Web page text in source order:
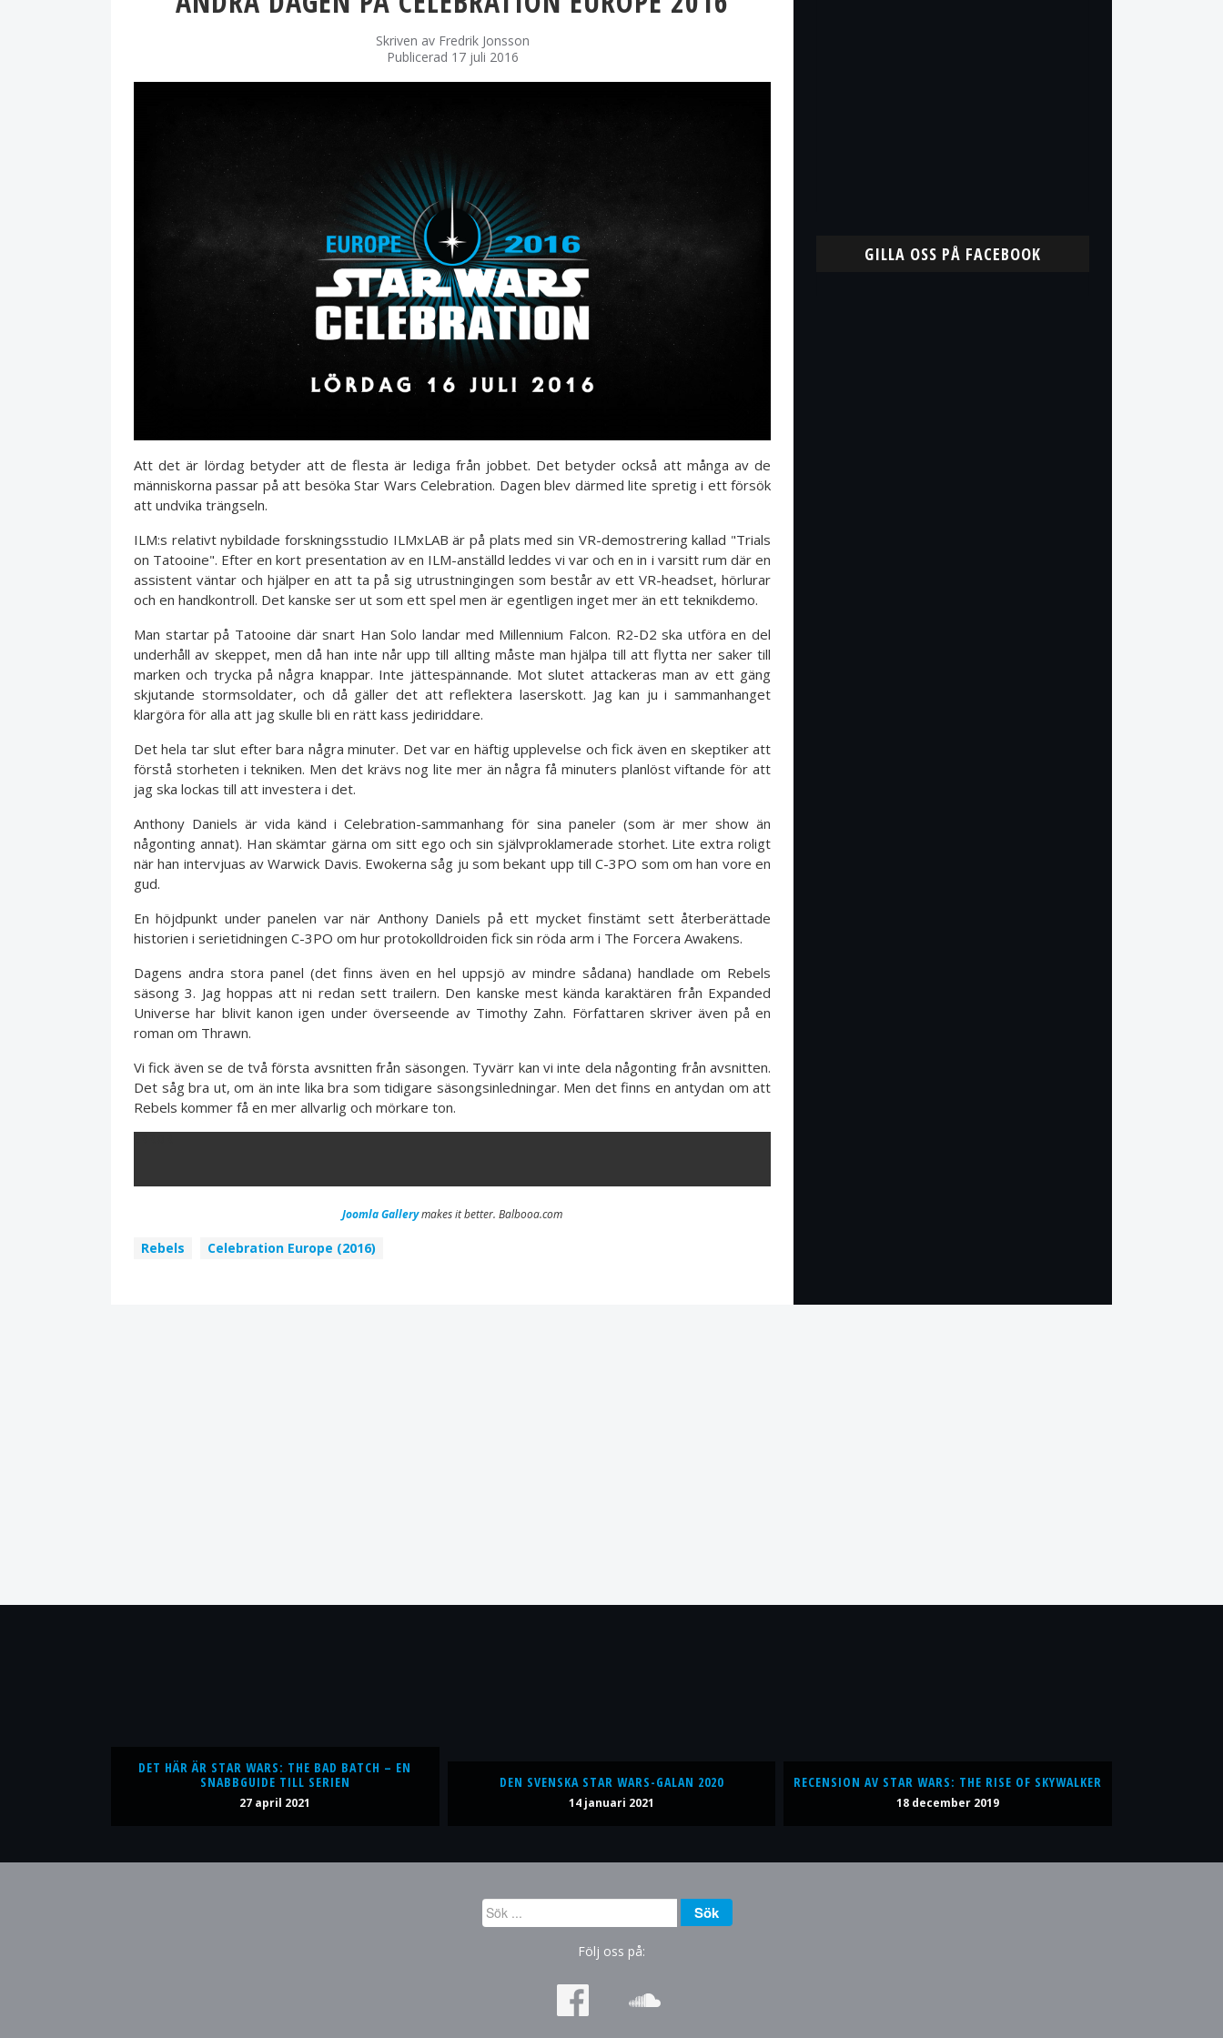
Skriven av Fredrik Jonsson
Publicerad 17 juli 2016
Att det är lördag betyder att de flesta är lediga från jobbet. Det betyder också att många av de
människorna passar på att besöka Star Wars Celebration. Dagen blev därmed lite spretig i ett försök
att undvika trängseln.
ILM:s relativt nybildade forskningsstudio ILMxLAB är på plats med sin VR-demostrering kallad "Trials
on Tatooine". Efter en kort presentation av en ILM-anställd leddes vi var och en in i varsitt rum där en
assistent väntar och hjälper en att ta på sig utrustningingen som består av ett VR-headset, hörlurar
och en handkontroll. Det kanske ser ut som ett spel men är egentligen inget mer än ett teknikdemo.
Man startar på Tatooine där snart Han Solo landar med Millennium Falcon. R2-D2 ska utföra en del
underhåll av skeppet, men då han inte når upp till allting måste man hjälpa till att flytta ner saker till
marken och trycka på några knappar. Inte jättespännande. Mot slutet attackeras man av ett gäng
skjutande stormsoldater, och då gäller det att reflektera laserskott. Jag kan ju i sammanhanget
klargöra för alla att jag skulle bli en rätt kass jediriddare.
Det hela tar slut efter bara några minuter. Det var en häftig upplevelse och fick även en skeptiker att
förstå storheten i tekniken. Men det krävs nog lite mer än några få minuters planlöst viftande för att
jag ska lockas till att investera i det.
Anthony Daniels är vida känd i Celebration-sammanhang för sina paneler (som är mer show än
någonting annat). Han skämtar gärna om sitt ego och sin självproklamerade storhet. Lite extra roligt
när han intervjuas av Warwick Davis. Ewokerna såg ju som bekant upp till C-3PO som om han vore en
gud.
En höjdpunkt under panelen var när Anthony Daniels på ett mycket finstämt sett återberättade
historien i serietidningen C-3PO om hur protokolldroiden fick sin röda arm i The Forcera Awakens.
Dagens andra stora panel (det finns även en hel uppsjö av mindre sådana) handlade om Rebels
säsong 3. Jag hoppas att ni redan sett trailern. Den kanske mest kända karaktären från Expanded
Universe har blivit kanon igen under överseende av Timothy Zahn. Författaren skriver även på en
roman om Thrawn.
Vi fick även se de två första avsnitten från säsongen. Tyvärr kan vi inte dela någonting från avsnitten.
Det såg bra ut, om än inte lika bra som tidigare säsongsinledningar. Men det finns en antydan om att
Rebels kommer få en mer allvarlig och mörkare ton.
Joomla Gallerymakes it better. Balbooa.com
Rebels Celebration Europe (2016)
GILLA OSS PÅ FACEBOOK
DET HÄR ÄR STAR WARS: THE BAD BATCH – EN
SNABBGUIDE TILL SERIEN
27 april 2021
DEN SVENSKA STAR WARS-GALAN 2020
14 januari 2021
RECENSION AV STAR WARS: THE RISE OF SKYWALKER
18 december 2019
Sök
...
Sök
Följ oss på: